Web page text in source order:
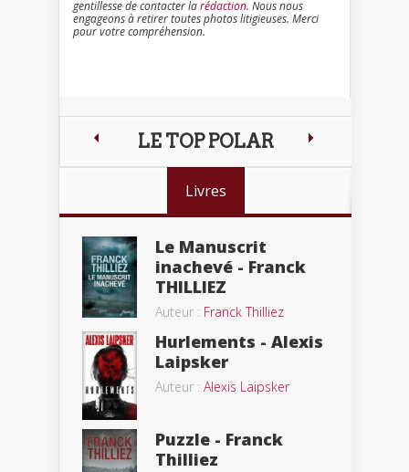
gentillesse de contacter larédaction. Nous nous
engageons à retirer toutes photos litigieuses. Merci
pour votre compréhension.
LE TOP POLAR
Livres
Le Manuscrit
inachevé - Franck
THILLIEZ
Auteur : Franck Thilliez
Hurlements - Alexis
Laipsker
Auteur : Alexis Laipsker
Puzzle - Franck
Thilliez